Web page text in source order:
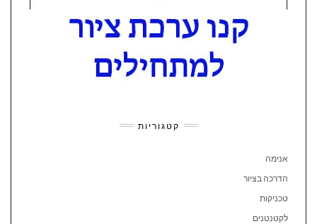
קטגוריות
אנימה
הדרכה בציור
טכניקות
לקטנטנים